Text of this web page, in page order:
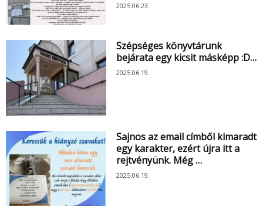
2025.06.23.
Szépséges könyvtárunk
bejárata egy kicsit másképp :D…
2025.06.19.
Sajnos az email címből kimaradt
egy karakter, ezért újra itt a
rejtvényünk. Még …
2025.06.19.